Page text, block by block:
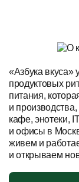
«Азбука вкуса»
продуктовых
питания,
и
кафе, энотеки,
и офисы в
живем и
и открываем